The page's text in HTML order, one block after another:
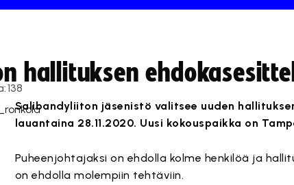
hallituksen
138
Salibandyliiton jäsenistö valitsee uuden
lauantaina 28.11.2020. Uusi kokouspaikka on
Puheenjohtajaksi on ehdolla kolme henkilöä ja
on ehdolla molempiin tehtäviin.